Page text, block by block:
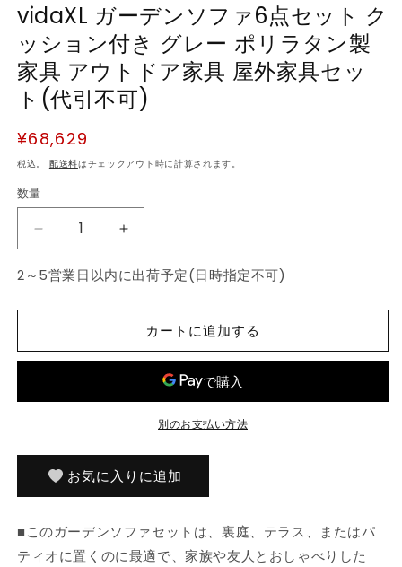
く
vidaXL ガーデンソファ6点セット ク
ッション付き グレー ポリラタン製
家具 アウトドア家具 屋外家具セッ
ト(代引不可)
通
常
格
¥68,629
税込。 配送料はチェックアウト時に計算されます。
数
数量
vidaXL
ー
フ
6
ッ
ッ
シ
vidaXL
ー
フ
6
ッ
ッ
シ
2～5営業日以内に出荷予定(日時指定不可)
カートに追加する
別のお支払い方法
お気に入りに追加
■このガーデンソファセットは、裏庭、テラス、またはパ
ティオに置くのに最適で、家族や友人とおしゃべりした